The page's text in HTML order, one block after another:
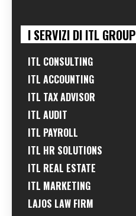
I SERVIZI DI ITL GROUP
ITL CONSULTING
ITL ACCOUNTING
ITL TAX ADVISOR
ITL AUDIT
ITL PAYROLL
ITL HR SOLUTIONS
ITL REAL ESTATE
ITL MARKETING
LAJOS LAW FIRM